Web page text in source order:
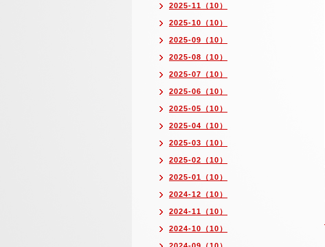
2025-11（10）
2025-10（10）
2025-09（10）
2025-08（10）
2025-07（10）
2025-06（10）
2025-05（10）
2025-04（10）
2025-03（10）
2025-02（10）
2025-01（10）
2024-12（10）
2024-11（10）
2024-10（10）